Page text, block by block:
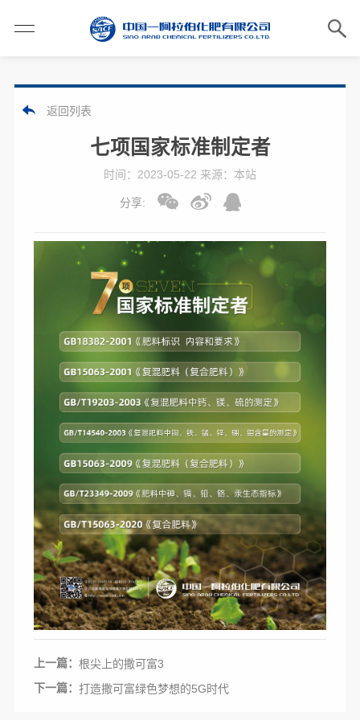
返回列表
七项国家标准制定者
时间：2023-05-22 来源：本站
分享:
上一篇：根尖上的撒可富3
下一篇：打造撒可富绿色梦想的5G时代